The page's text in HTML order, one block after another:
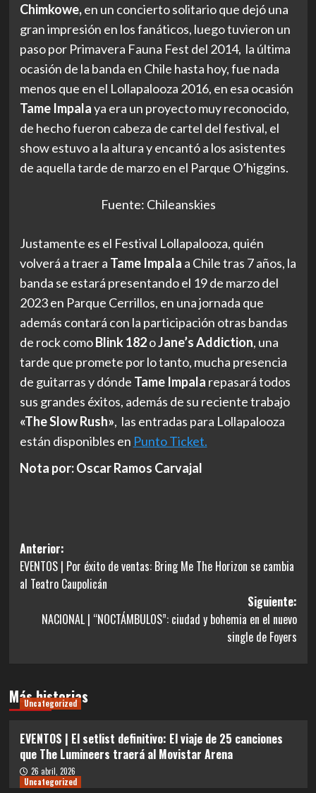
Chimkowe,en un concierto solitario que dejó una
gran impresión en los fanáticos, luego tuvieron un
paso por Primavera Fauna Fest del 2014, la última
ocasión de la banda en Chile hasta hoy, fue nada
menos que en el Lollapalooza 2016, en esa ocasión
Tame Impalaya era un proyecto muy reconocido,
de hecho fueron cabeza de cartel del festival, el
show estuvo a la altura y encantó a los asistentes
de aquella tarde de marzo en el Parque O’higgins.
Fuente: Chileanskies
Justamente es el Festival Lollapalooza, quién
volverá a traer a Tame Impala a Chile tras 7 años, la
banda se estará presentando el 19 de marzo del
2023 en Parque Cerrillos, en una jornada que
además contará con la participación otras bandas
de rock comoBlink 182oJane’s Addiction, una
tarde que promete por lo tanto, mucha presencia
de guitarras y dónde Tame Impala repasará todos
sus grandes éxitos, además de su reciente trabajo
«The Slow Rush», las entradas para Lollapalooza
están disponibles en Punto Ticket.
Nota por: Oscar Ramos Carvajal
Navegación
de
entradas
Anterior:
EVENTOS | Por éxito de ventas: Bring Me The Horizon se cambia
al Teatro Caupolicán
Siguiente:
NACIONAL | “NOCTÁMBULOS”: ciudad y bohemia en el nuevo
single de Foyers
Más historias
Uncategorized
EVENTOS | El setlist definitivo: El viaje de 25 canciones
que The Lumineers traerá al Movistar Arena
26 abril, 2026
Uncategorized